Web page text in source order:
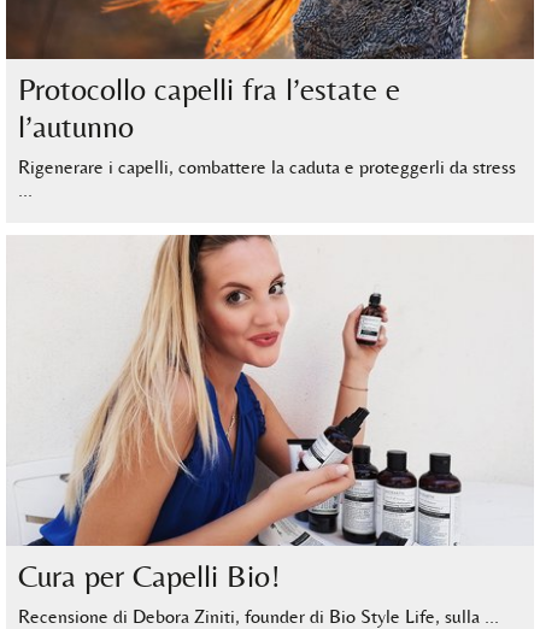
Protocollo capelli fra l’estate e
l’autunno
Rigenerare i capelli, combattere la caduta e proteggerli da stress
Cura per Capelli Bio!
Recensione di Debora Ziniti, founder di Bio Style Life, sulla …